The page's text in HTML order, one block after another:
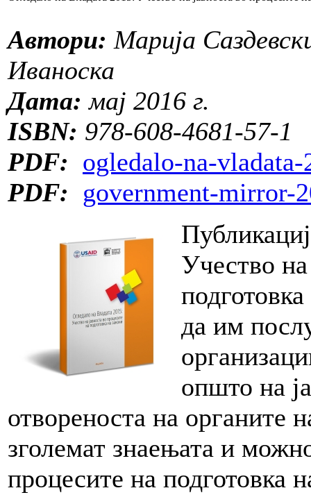
Автори: Марија
Иваноска
Дата: мај 2016 г.
ISBN: 978-608-4681-57-1
PDF: ogledalo-na-
PDF: government-mirror-
Учество
да им
општо на
отвореноста на органите
зголемат знаењата и
процесите на подготовка